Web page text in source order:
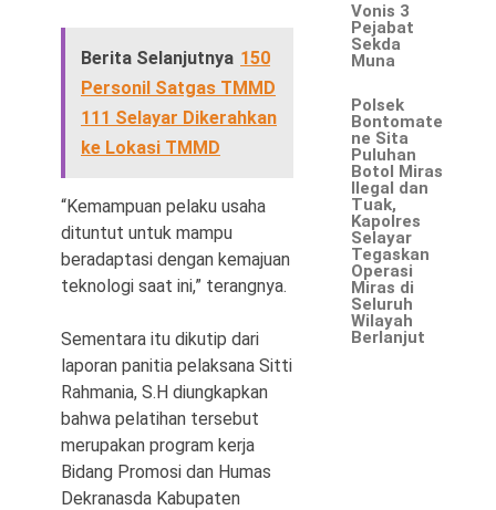
Berita Selanjutnya 150
Personil Satgas TMMD
111 Selayar Dikerahkan
ke Lokasi TMMD
“Kemampuan pelaku usaha
dituntut untuk mampu
beradaptasi dengan kemajuan
teknologi saat ini,” terangnya.
Sementara itu dikutip dari
laporan panitia pelaksana Sitti
Rahmania, S.H diungkapkan
bahwa pelatihan tersebut
merupakan program kerja
Bidang Promosi dan Humas
Dekranasda Kabupaten
Vonis 3
Pejabat
Sekda
Muna
Polsek
Bontomate
ne Sita
Puluhan
Botol Miras
Ilegal dan
Tuak,
Kapolres
Selayar
Tegaskan
Operasi
Miras di
Seluruh
Wilayah
Berlanjut